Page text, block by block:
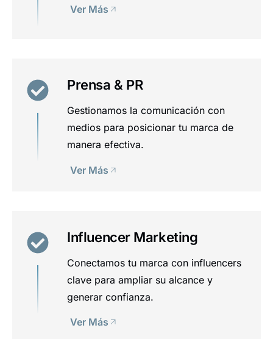
Ver Más
Prensa & PR
Gestionamos la comunicación con
medios para posicionar tu marca de
manera efectiva.
Ver Más
Influencer Marketing
Conectamos tu marca con influencers
clave para ampliar su alcance y
generar confianza.
Ver Más